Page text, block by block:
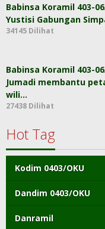
Babinsa Koramil 403-
Yustisi Gabungan
34145 Dilihat
Babinsa Koramil 403-
Jumadi membantu
wili…
27438 Dilihat
Hot Tag
Kodim 0403/OKU
Dandim 0403/OKU
Danramil